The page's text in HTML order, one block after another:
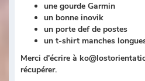
une gourde Garmin
un bonne inovik
un porte def de postes
un t-shirt manches
Merci d'écrire à
récupérer.